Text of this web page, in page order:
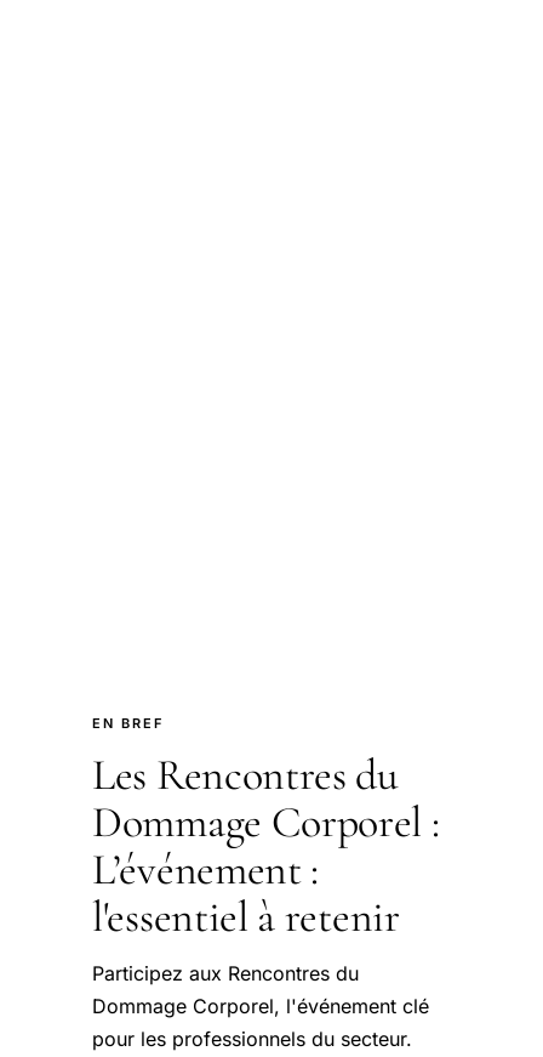
EN BREF
Les Rencontres du
Dommage Corporel :
L’événement :
l'essentiel à retenir
Participez aux Rencontres du
Dommage Corporel, l'événement clé
pour les professionnels du secteur.